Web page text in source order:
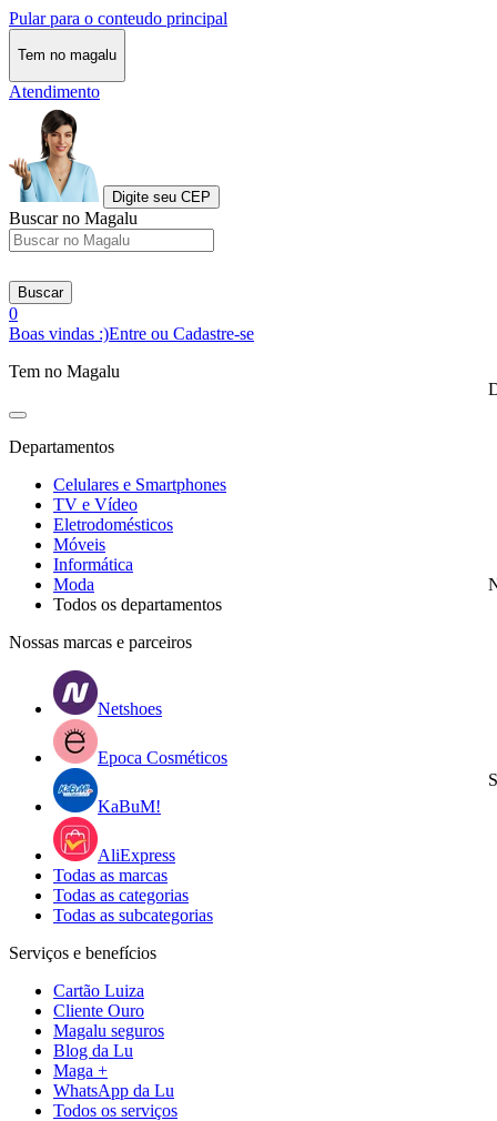
Pular para o conteudo principal
Tem no magalu
Atendimento
Digite seu CEP
Buscar no Magalu
Buscar
0
Boas vindas :)Entre ou Cadastre-se
Tem no Magalu
Departamentos
Celulares e Smartphones
TV e Vídeo
Eletrodomésticos
Móveis
Informática
Moda
Todos os departamentos
Nossas marcas e parceiros
Netshoes
Epoca Cosméticos
KaBuM!
AliExpress
Todas as marcas
Todas as categorias
Todas as subcategorias
Serviços e benefícios
Cartão Luiza
Cliente Ouro
Magalu seguros
Blog da Lu
Maga +
WhatsApp da Lu
Todos os serviços